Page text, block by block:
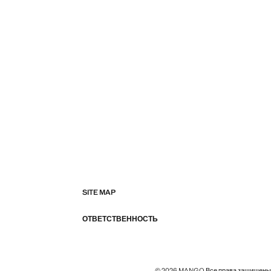
SITE MAP
ОТВЕТСТВЕННОСТЬ